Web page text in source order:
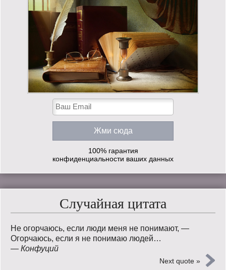
100% гарантия
конфиденциальности ваших данных
Случайная цитата
Не огорчаюсь, если люди меня не понимают, —
Огорчаюсь, если я не понимаю людей…
— Конфуций
Next quote »